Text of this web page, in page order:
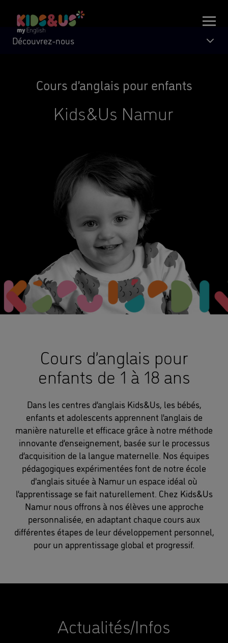
Cours d’anglais pour enfants
Kids&Us Namur
Découvrez-nous
Cours d’anglais pour
enfants de 1 à 18 ans
Dans les centres d’anglais Kids&Us, les bébés,
enfants et adolescents apprennent l’anglais de
manière naturelle et efficace grâce à notre méthode
innovante d’enseignement, basée sur le processus
d’acquisition de la langue maternelle. Nos équipes
pédagogiques expérimentées font de notre école
d'anglais située à Namur un espace idéal où
l’apprentissage se fait naturellement. Chez Kids&Us
Namur nous offrons à nos élèves une approche
personnalisée, en adaptant chaque cours aux
différentes étapes de leur développement personnel,
pour un apprentissage global et progressif.
Actualités/Infos